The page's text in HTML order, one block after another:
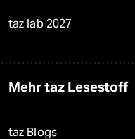
taz lab 2027
Mehr taz Lesestoff
taz Blogs